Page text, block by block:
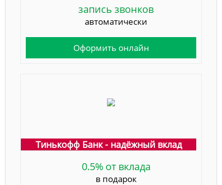
запись звонков
автоматически
Оформить онлайн
Тинькофф Банк - надёжный вклад
0.5% от вклада
в подарок